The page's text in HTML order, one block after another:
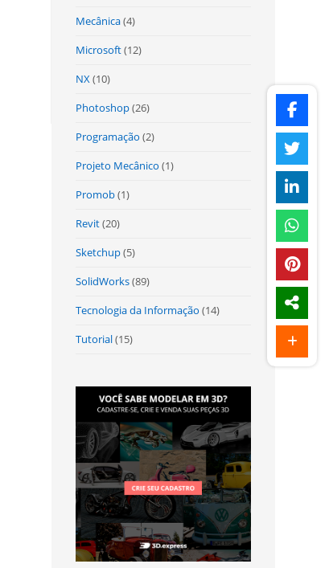
Mecânica(4)
Microsoft(12)
NX(10)
Photoshop(26)
Programação (2)
Projeto Mecânico (1)
Promob(1)
Revit(20)
Sketchup(5)
SolidWorks(89)
Tecnologia da Informação (14)
Tutorial(15)